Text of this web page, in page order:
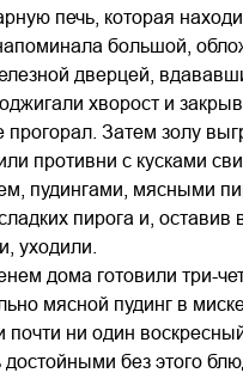
печь, которая
большой,
дверцей,
хворост и
прогорал. Затем золу
противни с кусками
пудингами, мясными
пирога и, оставив
уходили.
дома готовили три-
мясной пудинг в
почти ни один
достойными без этого